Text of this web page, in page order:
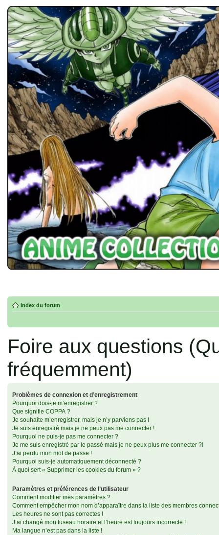
Index du forum
Foire aux questions
fréquemment)
Problèmes de connexion et d’enregistrement
Pourquoi dois-je m’enregistrer ?
Que signifie COPPA ?
Je souhaite m’enregistrer, mais je n’y parviens pas !
Je suis enregistré mais je ne peux pas me connecter !
Pourquoi ne puis-je pas me connecter ?
Je me suis enregistré par le passé mais je ne peux plus me connecter ?!
J’ai perdu mon mot de passe !
Pourquoi suis-je automatiquement déconnecté ?
À quoi sert « Supprimer les cookies du forum » ?
Paramètres et préférences de l’utilisateur
Comment modifier mes paramètres ?
Comment empêcher mon nom d’apparaître dans la liste des membres
Les heures ne sont pas correctes !
J’ai changé mon fuseau horaire et l’heure est toujours incorrecte !
Ma langue n’est pas dans la liste !